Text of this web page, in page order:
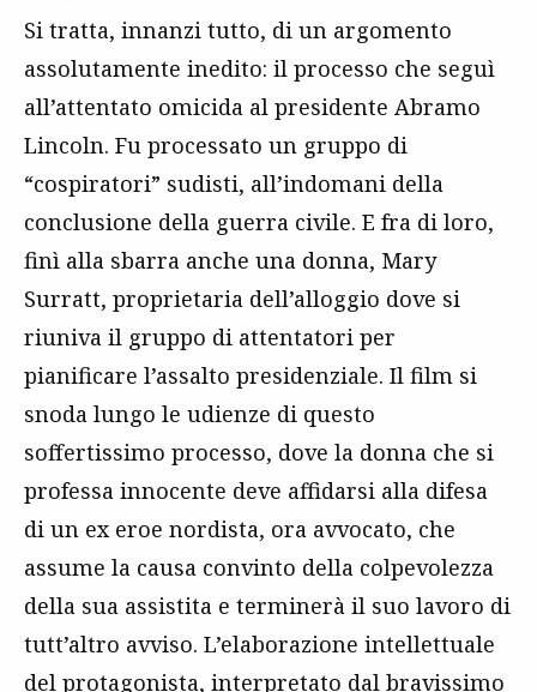
Si tratta, innanzi tutto, di un argomento
assolutamente inedito: il processo che seguì
all’attentato omicida al presidente Abramo
Lincoln. Fu processato un gruppo di
“cospiratori” sudisti, all’indomani della
conclusione della guerra civile. E fra di loro,
finì alla sbarra anche una donna, Mary
Surratt, proprietaria dell’alloggio dove si
riuniva il gruppo di attentatori per
pianificare l’assalto presidenziale. Il film si
snoda lungo le udienze di questo
soffertissimo processo, dove la donna che si
professa innocente deve affidarsi alla difesa
di un ex eroe nordista, ora avvocato, che
assume la causa convinto della colpevolezza
della sua assistita e terminerà il suo lavoro di
tutt’altro avviso. L’elaborazione intellettuale
del protagonista, interpretato dal bravissimo